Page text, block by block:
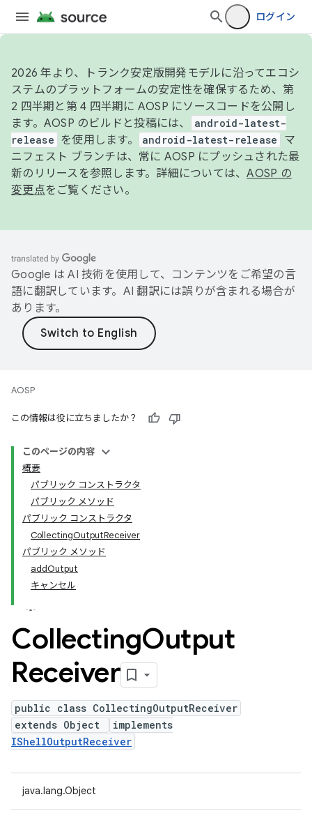
ログイン
2026 年より、トランク安定版開発モデルに沿ってエコシ
ステムのプラットフォームの安定性を確保するため、第
2 四半期と第 4 四半期に AOSP にソースコードを公開し
ます。AOSP のビルドと投稿には、
android-latest-
release
を使用します。 android-latest-release
マ
ニフェスト ブランチは、常に AOSP にプッシュされた最
新のリリースを参照します。詳細については、AOSP の
変更点をご覧ください。
Google は AI 技術を使用して、コンテンツをご希望の言
語に翻訳しています。AI 翻訳には誤りが含まれる場合が
あります。
AOSP
この情報は役に立ちましたか？
このページの内容
概要
パブリック コンストラクタ
パブリック メソッド
パブリック コンストラクタ
CollectingOutputReceiver
パブリック メソッド
addOutput
キャンセル
CollectingOutput
Receiver
public class CollectingOutputReceiver
extends Object
implements
IShellOutputReceiver
java.lang.Object